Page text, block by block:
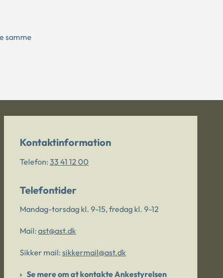
samme
Kontaktinformation
Telefon: 33 41 12 00
Telefontider
Mandag-torsdag kl. 9-15, fredag kl. 9-12
Mail: ast@ast.dk
Sikker mail: sikkermail@ast.dk
Se mere om at kontakte Ankestyrelsen